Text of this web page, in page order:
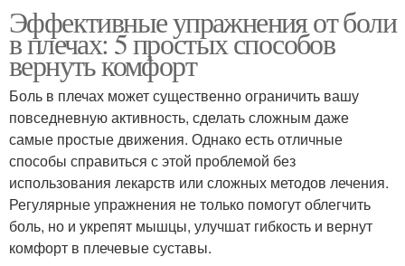
Эффективные упражнения от боли
в плечах: 5 простых способов
вернуть комфорт
Боль в плечах может существенно ограничить вашу
повседневную активность, сделать сложным даже
самые простые движения. Однако есть отличные
способы справиться с этой проблемой без
использования лекарств или сложных методов лечения.
Регулярные упражнения не только помогут облегчить
боль, но и укрепят мышцы, улучшат гибкость и вернут
комфорт в плечевые суставы.